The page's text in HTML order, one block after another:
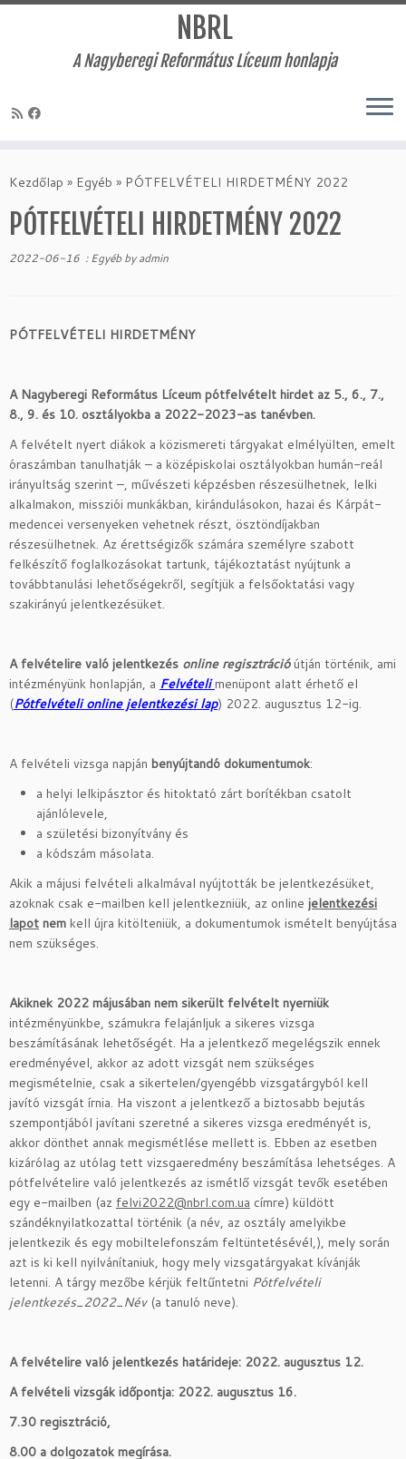
to
NBRL
A Nagyberegi Református Líceum honlapja
Kezdőlap » Egyéb » PÓTFELVÉTELI HIRDETMÉNY 2022
PÓTFELVÉTELI HIRDETMÉNY 2022
2022-06-16 :Egyéb byadmin
PÓTFELVÉTELI HIRDETMÉNY
A Nagyberegi Református Líceum pótfelvételt hirdet az 5., 6., 7.,
8., 9. és 10. osztályokba a 2022-2023-as tanévben.
A felvételt nyert diákok a közismereti tárgyakat elmélyülten, emelt
óraszámban tanulhatják – a középiskolai osztályokban humán-reál
irányultság szerint –, művészeti képzésben részesülhetnek, lelki
alkalmakon, missziói munkákban, kirándulásokon, hazai és Kárpát-
medencei versenyeken vehetnek részt, ösztöndíjakban
részesülhetnek. Az érettségizők számára személyre szabott
felkészítő foglalkozásokat tartunk, tájékoztatást nyújtunk a
továbbtanulási lehetőségekről, segítjük a felsőoktatási vagy
szakirányú jelentkezésüket.
A felvételire való jelentkezés online regisztrációútján történik, ami
intézményünk honlapján, a Felvételi menüpont alatt érhető el
(Pótfelvételi online jelentkezési lap) 2022. augusztus 12-ig.
A felvételi vizsga napján benyújtandó dokumentumok:
a helyi lelkipásztor és hitoktató zárt borítékban csatolt
ajánlólevele,
a születési bizonyítvány és
a kódszám másolata.
Akik a májusi felvételi alkalmával nyújtották be jelentkezésüket,
azoknak csak e-mailben kell jelentkezniük, az online jelentkezési
lapot nem kell újra kitölteniük, a dokumentumok ismételt benyújtása
nem szükséges.
Akiknek 2022 májusában nem sikerült felvételt nyerniük
intézményünkbe, számukra felajánljuk a sikeres vizsga
beszámításának lehetőségét. Ha a jelentkező megelégszik ennek
eredményével, akkor az adott vizsgát nem szükséges
megismételnie, csak a sikertelen/gyengébb vizsgatárgyból kell
javító vizsgát írnia. Ha viszont a jelentkező a biztosabb bejutás
szempontjából javítani szeretné a sikeres vizsga eredményét is,
akkor dönthet annak megismétlése mellett is. Ebben az esetben
kizárólag az utólag tett vizsgaeredmény beszámítása lehetséges. A
pótfelvételire való jelentkezés az ismétlő vizsgát tevők esetében
egy e-mailben (az felvi2022@nbrl.com.ua címre) küldött
szándéknyilatkozattal történik (a név, az osztály amelyikbe
jelentkezik és egy mobiltelefonszám feltüntetésévél,), mely során
azt is ki kell nyilvánítaniuk, hogy mely vizsgatárgyakat kívánják
letenni. A tárgy mezőbe kérjük feltűntetni Pótfelvételi
jelentkezés_2022_Név(a tanuló neve).
A felvételire való jelentkezés határideje: 2022. augusztus 12.
A felvételi vizsgák időpontja: 2022. augusztus 16.
7.30 regisztráció,
8.00 a dolgozatok megírása.